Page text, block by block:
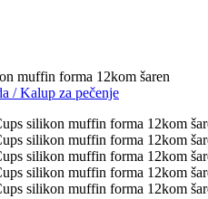
muffin forma 12kom šaren
/Kalup za pečenje